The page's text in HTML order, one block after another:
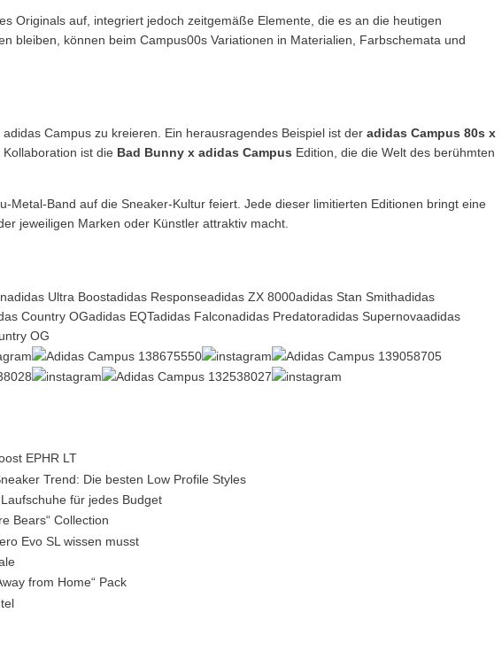
Originals auf, integriert jedoch zeitgemäße Elemente, die es an die heutigen
bleiben, können beim Campus00s Variationen in Materialien, Farbschemata und
Campus zu kreieren. Ein herausragendes Beispiel ist der adidas Campus 80s x
ist die Bad Bunny x adidas Campus Edition, die die Welt des berühmten
Metal-Band auf die Sneaker-Kultur feiert. Jede dieser limitierten Editionen bringt eine
jeweiligen Marken oder Künstler attraktiv macht.
adidas Ultra Boostadidas Responseadidas ZX 8000adidas Stan Smithadidas
Country OGadidas EQTadidas Falconadidas Predatoradidas Supernovaadidas
OG
EPHR LT
Trend: Die besten Low Profile Styles
für jedes Budget
Bears“ Collection
Evo SL wissen musst
from Home“ Pack